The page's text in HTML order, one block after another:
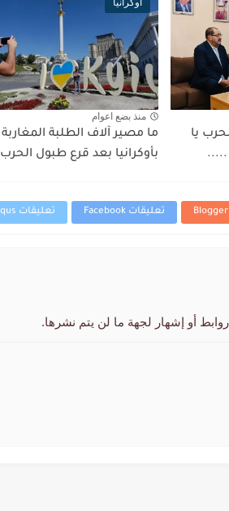
يا
.....
منذ بضع اعوام
ما مصير آلاف الطلبة المغاربة
بأوكرانيا بعد قرع طبول الحرب
تعليقات Facebook تعليقات Disqus
أو إشهار لجهة ما لن يتم نشرها.